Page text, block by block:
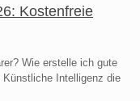
Kostenfreie
Wie erstelle ich gute
Künstliche Intelligenz die